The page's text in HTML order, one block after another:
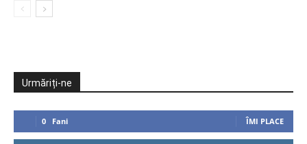
Urmăriți-ne
0 Fani ÎMI PLACE